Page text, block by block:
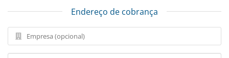
Endereço de cobrança